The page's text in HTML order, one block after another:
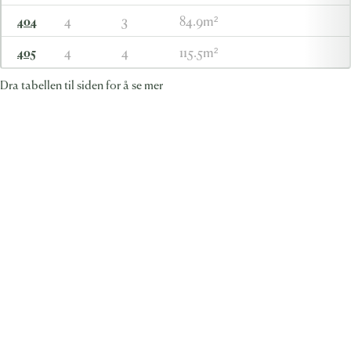
404 4 3 84.9m²
405 4 4 115.5m²
Dra tabellen til siden for å se mer